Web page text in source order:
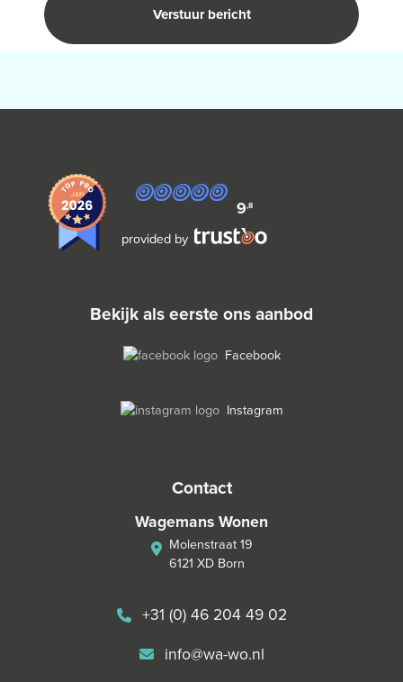
9,8
provided by
bekijk als eerste ons aanbod
Facebook
Instagram
contact
Wagemans Wonen
Molenstraat 19
6121 XD Born
+31 (0) 46 204 49 02
info@wa-wo.nl